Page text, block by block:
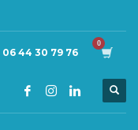
06 44 30 79 76